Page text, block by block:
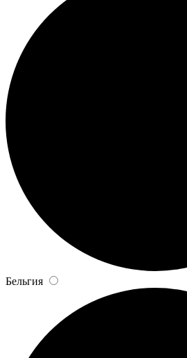
Бельгия